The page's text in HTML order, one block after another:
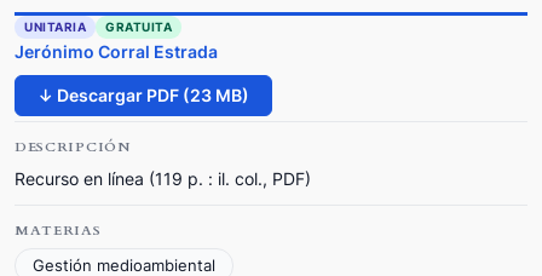
UNITARIA GRATUITA
Jerónimo Corral Estrada
↓ Descargar PDF (23 MB)
DESCRIPCIÓN
Recurso en línea (119 p. : il. col., PDF)
MATERIAS
Gestión medioambiental